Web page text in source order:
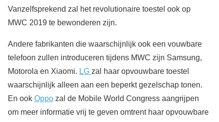
Vanzelfsprekend zal het revolutionaire toestel ook op
MWC 2019 te bewonderen zijn.
Andere fabrikanten die waarschijnlijk ook een vouwbare
telefoon zullen introduceren tijdens MWC zijn Samsung,
Motorola en Xiaomi. LG zal haar opvouwbare toestel
waarschijnlijk alleen aan een beperkt gezelschap tonen.
En ook Oppo zal de Mobile World Congress aangrijpen
om meer informatie vrij te geven omtrent haar opvouwbare